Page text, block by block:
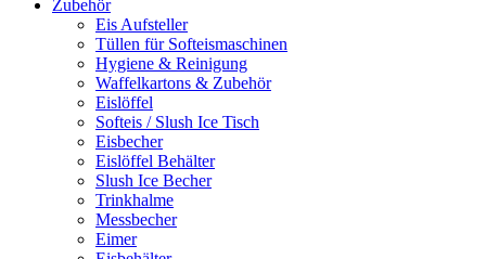
Zubehör
Eis Aufsteller
Tüllen für Softeismaschinen
Hygiene & Reinigung
Waffelkartons & Zubehör
Eislöffel
Softeis / Slush Ice Tisch
Eisbecher
Eislöffel Behälter
Slush Ice Becher
Trinkhalme
Messbecher
Eimer